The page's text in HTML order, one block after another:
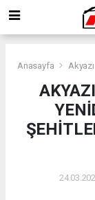
Anasayfa Akyazı